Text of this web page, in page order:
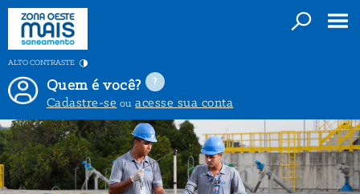
ALTO CONTRASTE
Quem é você?
Cadastre-se ouacesse sua conta